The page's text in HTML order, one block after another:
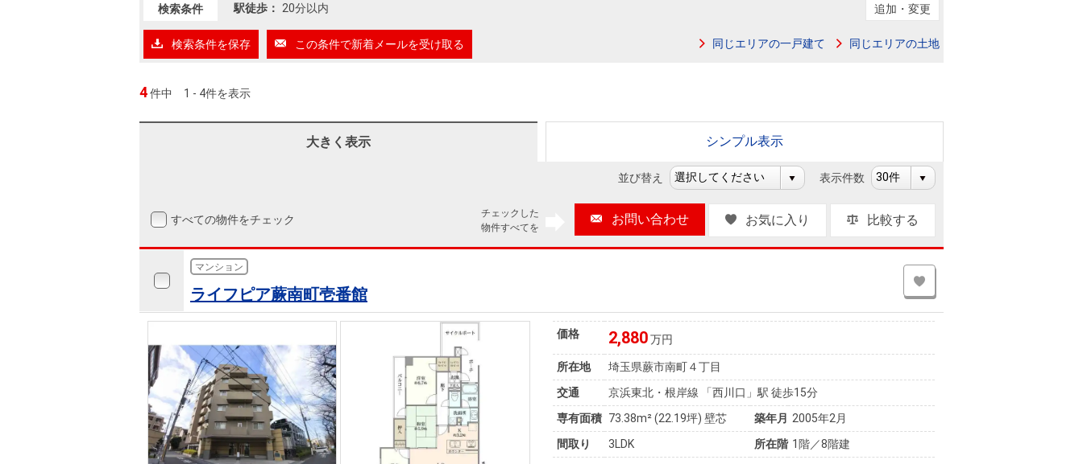
住まいと暮らしの税金の本（電子ブック）
住まいと暮らしの税金の本（電子ブック）
検索条件 駅徒歩： 20分以内 追加・変更
検索条件を保存 この条件で新着メールを受け取る 同じエリアの一戸建て 同じエリアの土地
4件中 1 - 4件を表示
大きく表示 シンプル表示
並び替え 表示件数
すべての物件をチェック
チェックした
物件すべてを
お問い合わせ お気に入り 比較する
マンション
ライフピア蕨南町壱番館
価格 2,880万円
所在地
埼玉県蕨市南町４丁目
交通
京浜東北・根岸線 「西川口」駅 徒歩15分
専有面積 73.38m²(22.19坪) 壁芯 築年月
2005年2月
間取り
3LDK 所在階 1階／8階建